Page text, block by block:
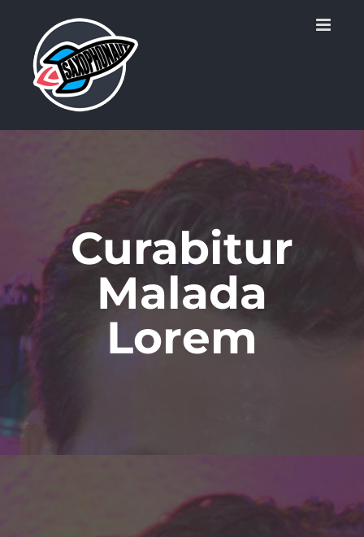
springen
Curabitur
Malada
Lorem